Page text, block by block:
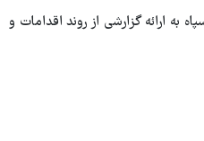
به ارائه گزارشی از روند اقدامات و